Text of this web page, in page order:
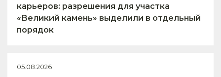
карьеров: разрешения для участка
«Великий камень» выделили в отдельный
порядок
05.08.2026